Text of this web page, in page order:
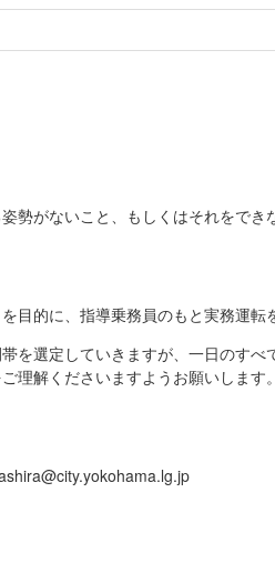
がないこと、もしくはそれをでき
的に、指導乗務員のもと実務運転
を選定していきますが、一日のす
理解くださいますようお願いします。